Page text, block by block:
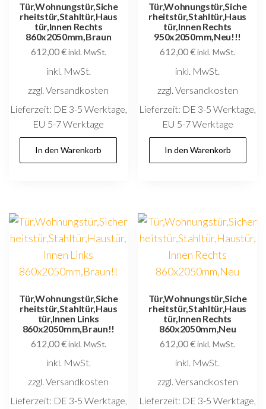
Tür,Wohnungstür,Siche
rheitstür,Stahltür,Haus
tür,Innen Rechts
860x2050mm,Braun
612,00€inkl. MwSt.
inkl. MwSt.
zzgl. Versandkosten
Lieferzeit: DE 3-5 Werktage,
EU 5-7 Werktage
In den Warenkorb
Tür,Wohnungstür,Siche
rheitstür,Stahltür,Haus
tür,Innen Rechts
950x2050mm,Neu!!!
612,00€inkl. MwSt.
inkl. MwSt.
zzgl. Versandkosten
Lieferzeit: DE 3-5 Werktage,
EU 5-7 Werktage
In den Warenkorb
Tür,Wohnungstür,Siche
rheitstür,Stahltür,Haus
tür,Innen Links
860x2050mm,Braun!!
612,00€inkl. MwSt.
inkl. MwSt.
zzgl. Versandkosten
Lieferzeit: DE 3-5 Werktage,
Tür,Wohnungstür,Siche
rheitstür,Stahltür,Haus
tür,Innen Rechts
860x2050mm,Neu
612,00€inkl. MwSt.
inkl. MwSt.
zzgl. Versandkosten
Lieferzeit: DE 3-5 Werktage,